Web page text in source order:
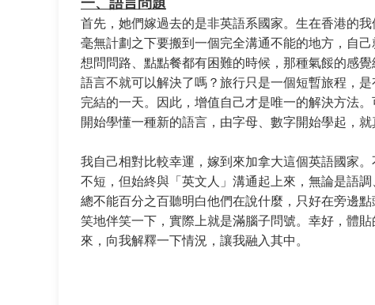
首先，她們嫁過去的是非英語系國家。生在香港的
毫無計劃之下要搬到一個完全溝通不能的地方，自
想問問路、點點餐都有困難的時候，那種氣餒的感
語言不就可以解決了嗎？旅行只是一個短暫旅程，
完結的一天。因此，增值自己才是唯一的解決方法
開始學懂一種新的語言，由字母、數字開始學起，就
我自己相對比較幸運，嫁到來加拿大這個英語國家
不短，但始終與「英文人」溝通起上來，無論是語
總不能百分之百聽明白他們在說什麼，只好在旁邊
笑地伴笑一下，實際上就是滿腦子問號。幸好，體
來，向我解釋一下情況，讓我融入其中。